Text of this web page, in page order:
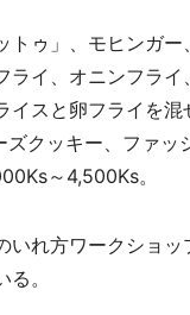
ゥ」、モヒンガー
イ、オニンフラ
イスと卵フライを
クッキー、ファッ
～4,500Ks。
れ方ワークショ
。